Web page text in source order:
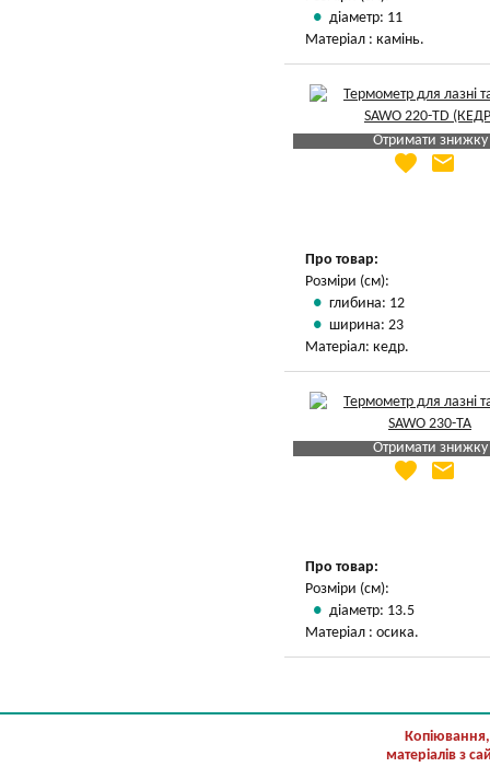
діаметр: 11
Матеріал : камінь.
Отримати знижку
Яка Ваша ціна
favorite email
Про товар:
Розміри (см):
глибина: 12
ширина: 23
Матеріал: кедр.
Отримати знижку
Яка Ваша ціна
favorite email
Про товар:
Розміри (см):
діаметр: 13.5
Матеріал : осика.
матеріалів з